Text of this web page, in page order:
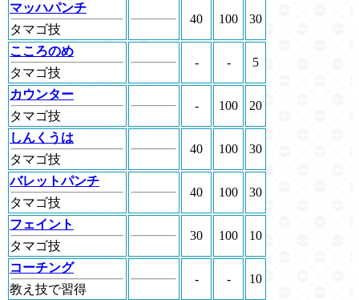
マッハパンチ
タマゴ技
40 100 30
こころのめ
タマゴ技
- - 5
カウンター
タマゴ技
- 100 20
しんくうは
タマゴ技
40 100 30
バレットパンチ
タマゴ技
40 100 30
フェイント
タマゴ技
30 100 10
コーチング
教え技で習得
- - 10